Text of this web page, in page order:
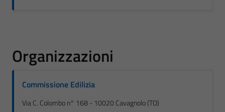
Organizzazioni
Commissione Edilizia
Via C. Colombo n° 168 - 10020 Cavagnolo (TO)